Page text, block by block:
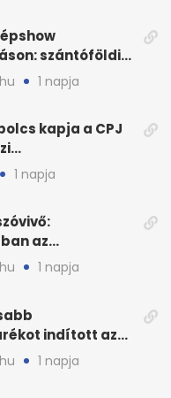
szántóföldi
augusztus
1 napja
kapja a CPJ
díját
1 napja
az
nincs
vízhiány
1 napja
indított az
kilépéssel
1 napja